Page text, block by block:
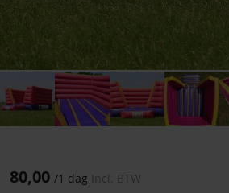
80,00 /1 dag Incl. BTW